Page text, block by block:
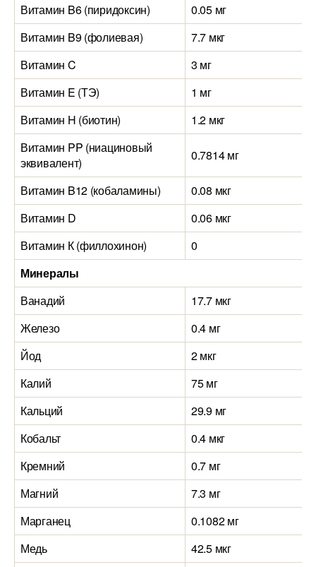
Витамин B6 (пиридоксин)
0.05 мг
Витамин B9 (фолиевая)
7.7 мкг
Витамин C
3 мг
Витамин E (ТЭ)
1 мг
Витамин H (биотин)
1.2 мкг
Витамин PP (ниациновый
эквивалент)
0.7814 мг
Витамин B12 (кобаламины)
0.08 мкг
Витамин D
0.06 мкг
Витамин К (филлохинон)
0
Минералы
Ванадий
17.7 мкг
Железо
0.4 мг
Йод
2 мкг
Калий
75 мг
Кальций
29.9 мг
Кобальт
0.4 мкг
Кремний
0.7 мг
Магний
7.3 мг
Марганец
0.1082 мг
Медь
42.5 мкг